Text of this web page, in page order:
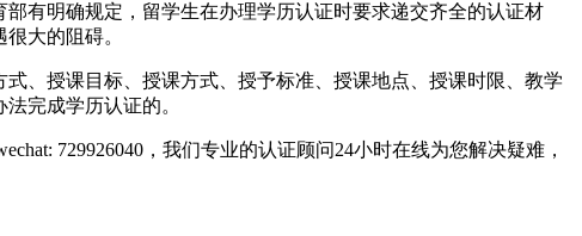
有明确规定，留学生在办理学历认证时要求递交齐全的认证材
大的阻碍。
、授课目标、授课方式、授予标准、授课地点、授课时限、教学
完成学历认证的。
729926040，我们专业的认证顾问24小时在线为您解决疑难，